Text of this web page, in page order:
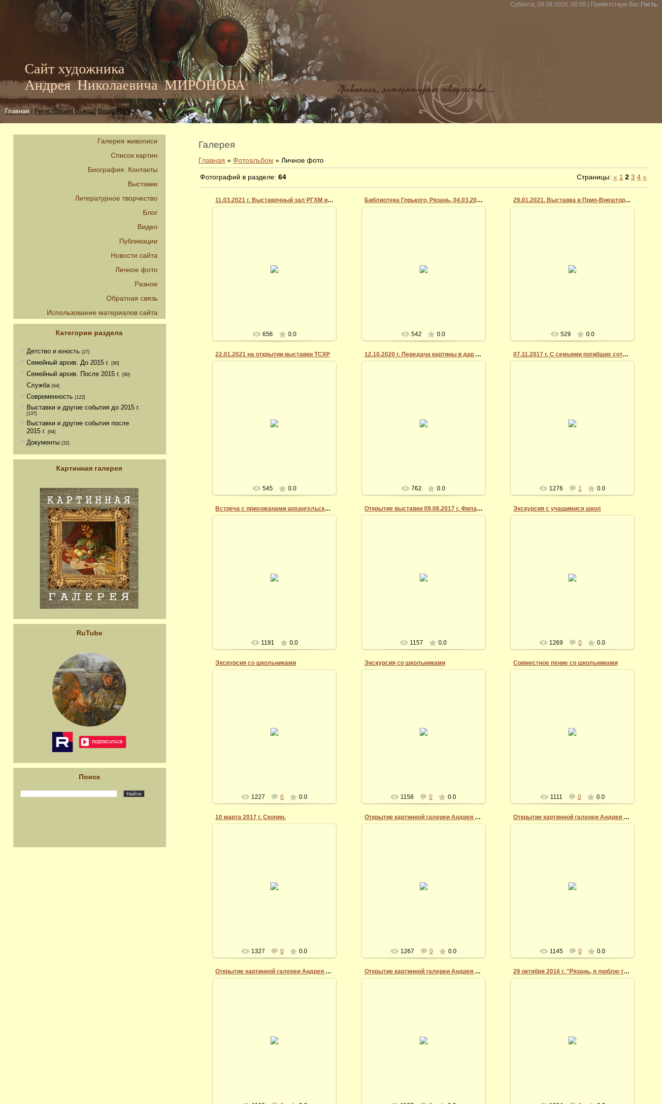
Суббота, 08.08.2026, 00:05 | Приветствую Вас Гость
Сайт художника
Андрея Николаевича МИРОНОВА
Главная Регистрация| Выход |Вход| RSS
Галерея живописи
Список картин
Биография. Контакты
Выставки
Литературное творчество
Блог
Видео
Публикации
Новости сайта
Личное фото
Разное
Обратная связь
Использование материалов сайта
Категории раздела
Детство и юность [27]
Семейный архив. До 2015 г. [90]
Семейный архив. После 2015 г. [90]
Служба [64]
Современность [122]
Выставки и другие события до 2015 г.
[137]
Выставки и другие события после
2015 г. [64]
Документы [32]
Картинная галерея
RuTube
Поиск
Галерея
Главная »Фотоальбом » Личное фото
Фотографий в разделе:64 Страницы:« 1 2 3 4 »
11.03.2021 г. Выставочный зал РГХМ им. Пожалостина
На открытии выставки "Весна-2021"
656 0.0
Библиотека Горького, Рязань, 04.03.2021
Открытие выставки "Я помню чудное
мгновенье"
542 0.0
29.01.2021. Выставка в Прио-Внешторгбанке
529 0.0
22.01.2021 на открытии выставки ТСХР
Галерея "Винсент", Рязань
545 0.0
12.10.2020 г. Передача картины в дар музею
краеведческому музею портрета
Пелагеи Рязанской. На фото Андрей
762 0.0
07.11.2017 г. С семьями погибших сотрудников ОВД
Андрея Миронова прошла встреча
художника с членами семей сотрудников
1276 1 0.0
Встреча с прихожанами архангельского храма
галерее Андрея Миронова состоялась
встреча прихожан Архангельского храма
1191 0.0
Открытие выставки 09.08.2017 г. Филаромония
Открытие выставки-продажи "Рязань.
Традиции. Искусство-2017". Фото
1157 0.0
Экскурсия с учащимися школ
14 марта 2017 г. В картинной галерее
Андрея Миронова
1269 0 0.0
Экскурсия со школьниками
школьниками в картинной галерее Андрея
1227 0 0.0
Экскурсия со школьниками
школьниками в картинной галерее Андрея
1158 0 0.0
Совместное пение со школьниками
14 марта 2017 г. В картинной галерее
Андрея Миронова
1111 0 0.0
10 марта 2017 г. Скопин.
тебя в Скопинском краеведческом
1327 0 0.0
Открытие картинной галереи Андрея Миронова
Игорем Мироновым, настоятелем
Архангельского храма при УМВД России
1267 0 0.0
Открытие картинной галереи Андрея Миронова
11 февраля 2017 года.
1145 0 0.0
Открытие картинной галереи Андрея Миронова
11 февраля 2017 года.
Открытие картинной галереи Андрея Миронова
11 февраля 2017 года. Поёт супруга
Ирина Миронова.
29 октября 2016 г. "Рязань, я люблю тебя!"
областной библиотеки имени Горького в
рамках проекта "Рязань, я люблю тебя!".